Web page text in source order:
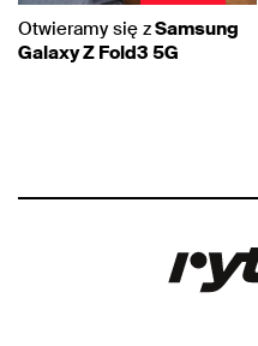
Otwieramy się zSamsung
Galaxy Z Fold3 5G